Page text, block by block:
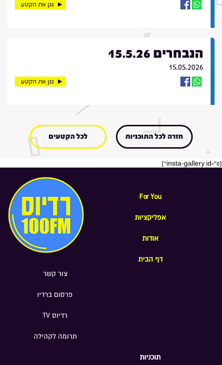
נגן את הקטע
הנבחרים 15.5.26
15.05.2026
נגן את הקטע
חזרה לכל התוכניות לכל הקטעים
[insta-gallery id="0"]
For You
אפליקציות
אודות
דף הבית
צור קשר
פרסום ברדיו
רדיוס TV
תרומה לקהילה
תוכניות